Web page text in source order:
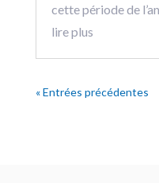
cette période de
lire plus
« Entrées précédentes